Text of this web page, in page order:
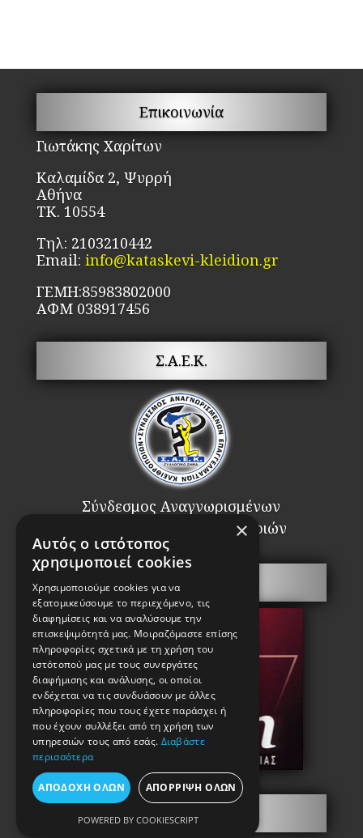
επιλεγούν
Επικοινωνία
Γιωτάκης Χαρίτων
Καλαμίδα 2, Ψυρρή
Αθήνα
ΤΚ. 10554
Τηλ: 2103210442
Email: info@kataskevi-kleidion.gr
ΓΕΜΗ:85983802000
ΑΦΜ 038917456
Σ.Α.Ε.Κ.
Σύνδεσμος Αναγνωρισμένων
Επαγγελματιών Κλειθροποιών
Πόρτες Ασφαλείας
Πληροφορίες
×
Αυτός ο ιστότοπος
χρησιμοποιεί cookies
Χρησιμοποιούμε cookies για να
εξατομικεύσουμε το περιεχόμενο, τις
διαφημίσεις και να αναλύσουμε την
επισκεψιμότητά μας. Μοιραζόμαστε επίσης
πληροφορίες σχετικά με τη χρήση του
ιστότοπού μας με τους συνεργάτες
διαφήμισης και ανάλυσης, οι οποίοι
ενδέχεται να τις συνδυάσουν με άλλες
πληροφορίες που τους έχετε παράσχει ή
που έχουν συλλέξει από τη χρήση των
υπηρεσιών τους από εσάς. Διαβάστε
περισσότερα
ΑΠΟΔΟΧΉ ΌΛΩΝ ΑΠΌΡΡΙΨΗ ΌΛΩΝ
POWERED BY COOKIESCRIPT